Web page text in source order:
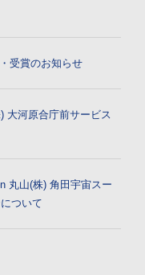
受賞のお知らせ
大河原合庁前サービス
丸山(株) 角田宇宙スー
ついて